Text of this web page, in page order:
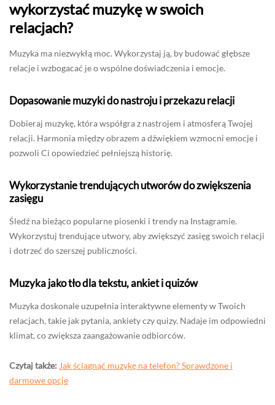
wykorzystać muzykę w swoich
relacjach?
Muzyka ma niezwykłą moc. Wykorzystaj ją, by budować głębsze
relacje i wzbogacać je o wspólne doświadczenia i emocje.
Dopasowanie muzyki do nastroju i przekazu relacji
Dobieraj muzykę, która współgra z nastrojem i atmosferą Twojej
relacji. Harmonia między obrazem a dźwiękiem wzmocni emocje i
pozwoli Ci opowiedzieć pełniejszą historię.
Wykorzystanie trendujących utworów do zwiększenia
zasięgu
Śledź na bieżąco popularne piosenki i trendy na Instagramie.
Wykorzystuj trendujące utwory, aby zwiększyć zasięg swoich relacji
i dotrzeć do szerszej publiczności.
Muzyka jako tło dla tekstu, ankiet i quizów
Muzyka doskonale uzupełnia interaktywne elementy w Twoich
relacjach, takie jak pytania, ankiety czy quizy. Nadaje im odpowiedni
klimat, co zwiększa zaangażowanie odbiorców.
Czytaj także: Jak ściągnąć muzykę na telefon? Sprawdzone i
darmowe opcje